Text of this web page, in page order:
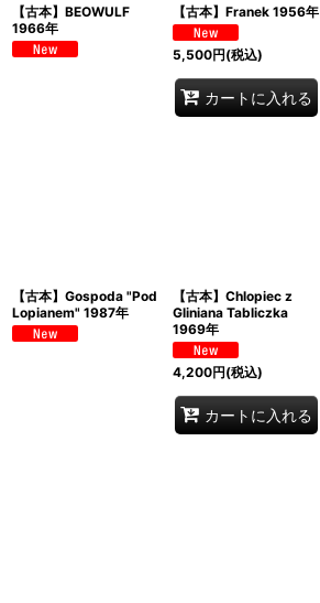
【古本】BEOWULF
1966年
【古本】Franek 1956年
5,500円(税込)
カートに入れる
【古本】Gospoda "Pod
Lopianem" 1987年
【古本】Chlopiec z
Gliniana Tabliczka
1969年
4,200円(税込)
カートに入れる